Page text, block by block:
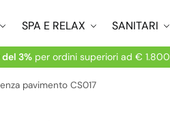
SPA E RELAX SANITARI
del 3%per ordini superiori ad € 1.800
pavimento CS017